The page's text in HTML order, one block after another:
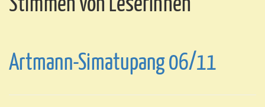
Stimmen von LeserInnen
Artmann-Simatupang 06/11